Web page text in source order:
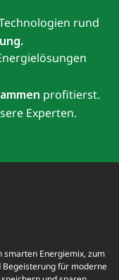
rund
profitierst.
Experten.
Energiemix, zum
für moderne